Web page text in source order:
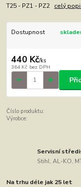
T25 - PZ1 - PZ2 celý
Dostupnost
440 Kč/ks
364 Kč bez DPH
Číslo produktu:
Výrobce:
Servisní
Stihl, AL-KO,
Na trhu déle jak 25 let